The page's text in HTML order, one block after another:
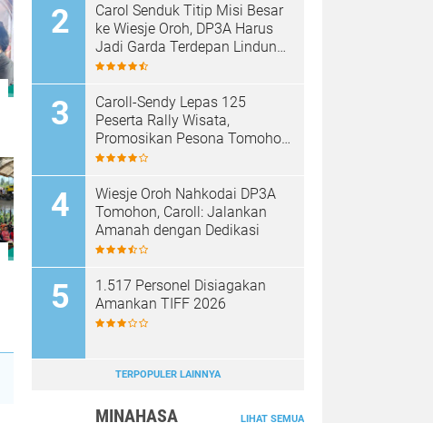
Carol Senduk Titip Misi Besar
ke Wiesje Oroh, DP3A Harus
Jadi Garda Terdepan Lindungi
Perempuan dan Anak
Caroll-Sendy Lepas 125
Peserta Rally Wisata,
Promosikan Pesona Tomohon
Jelang TIFF 2026
Wiesje Oroh Nahkodai DP3A
Tomohon, Caroll: Jalankan
Amanah dengan Dedikasi
1.517 Personel Disiagakan
Amankan TIFF 2026
TERPOPULER LAINNYA
MINAHASA LIHAT SEMUA